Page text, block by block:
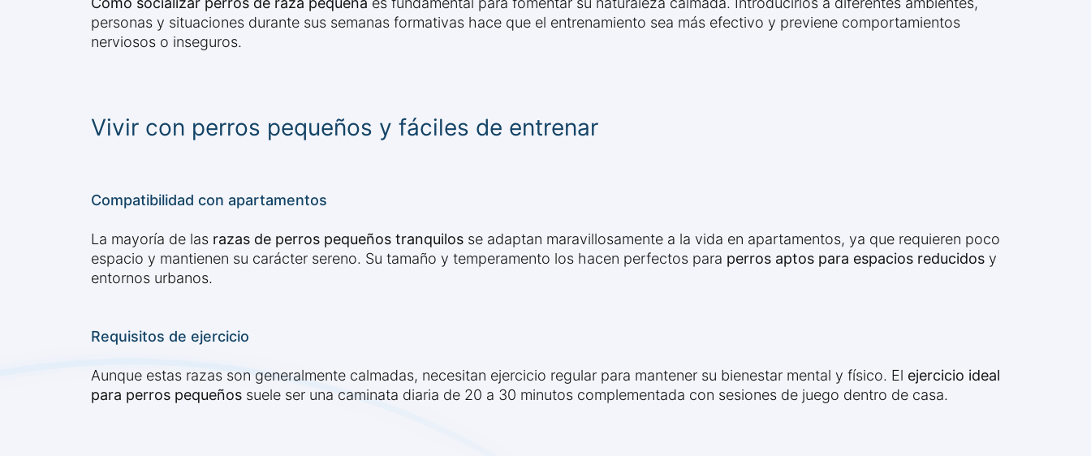
personas y situaciones durante sus semanas formativas hace que el entrenamiento sea más efectivo y previene comportamientos
nerviosos o inseguros.
Vivir con perros pequeños y fáciles de entrenar
Compatibilidad con apartamentos
La mayoría de las razas de perros pequeños tranquilos se adaptan maravillosamente a la vida en apartamentos, ya que requieren poco
espacio y mantienen su carácter sereno. Su tamaño y temperamento los hacen perfectos para perros aptos para espacios reducidos y
entornos urbanos.
Requisitos de ejercicio
Aunque estas razas son generalmente calmadas, necesitan ejercicio regular para mantener su bienestar mental y físico. El ejercicio ideal
para perros pequeños suele ser una caminata diaria de 20 a 30 minutos complementada con sesiones de juego dentro de casa.